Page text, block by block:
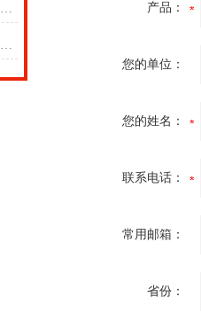
时间解构者：自动取样溶出度仪，剖析药物释放的灵魂曲线
为保证往复筒法溶出度仪的完整性，使用之前需检查哪些项目？
产品：
您的单位：
您的姓名：
联系电话：
常用邮箱：
省份：